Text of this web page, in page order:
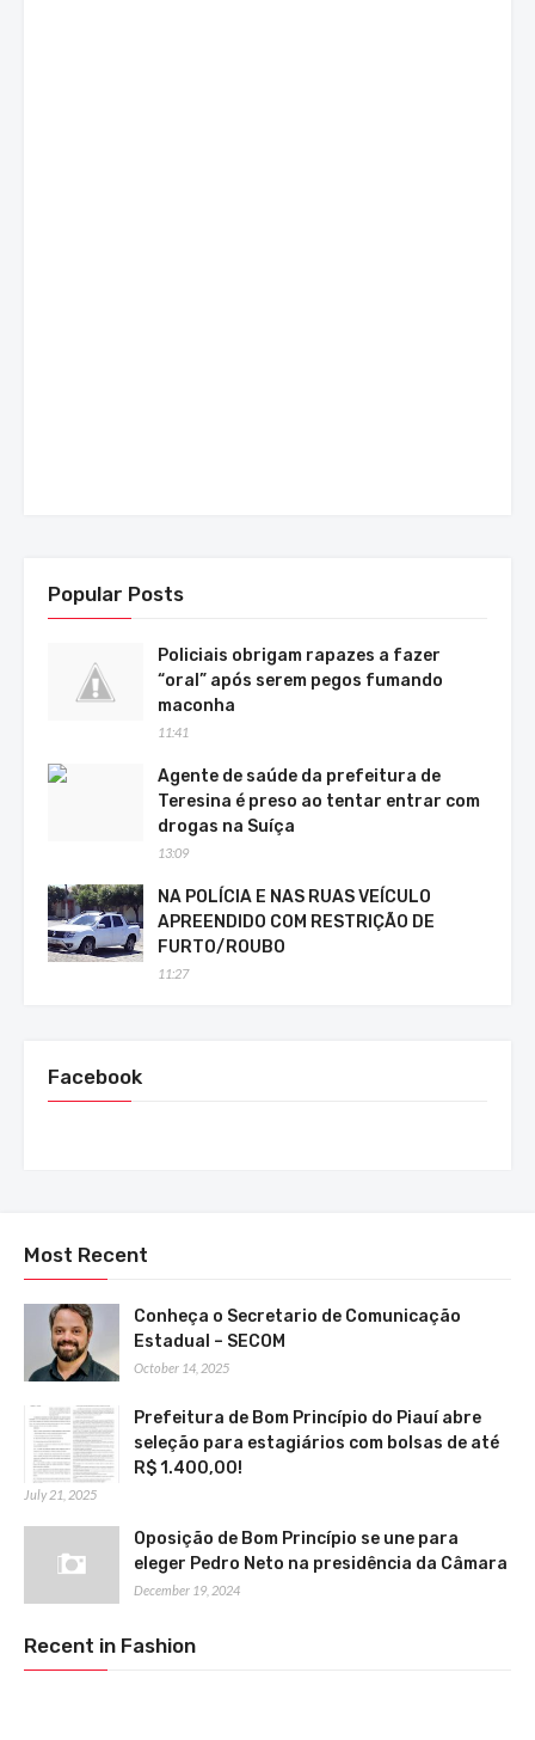
Popular Posts
Policiais obrigam rapazes a fazer
“oral” após serem pegos fumando
maconha
11:41
Agente de saúde da prefeitura de
Teresina é preso ao tentar entrar com
drogas na Suíça
13:09
NA POLÍCIA E NAS RUAS VEÍCULO
APREENDIDO COM RESTRIÇÃO DE
FURTO/ROUBO
11:27
Facebook
Most Recent
Conheça o Secretario de Comunicação
Estadual – SECOM
October 14, 2025
Prefeitura de Bom Princípio do Piauí abre
seleção para estagiários com bolsas de até
R$ 1.400,00!
July 21, 2025
Oposição de Bom Princípio se une para
eleger Pedro Neto na presidência da Câmara
December 19, 2024
Recent in Fashion